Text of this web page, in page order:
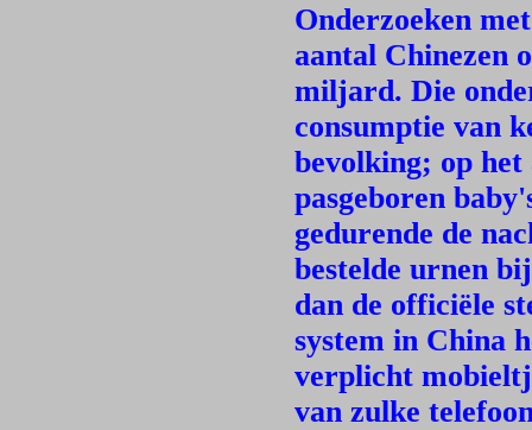
Onderzoeken
aantal Chinezen
miljard. Die
consumptie van
bevolking; op
pasgeboren
gedurende de
bestelde urnen
dan de officiële
system in China
verplicht
van zulke